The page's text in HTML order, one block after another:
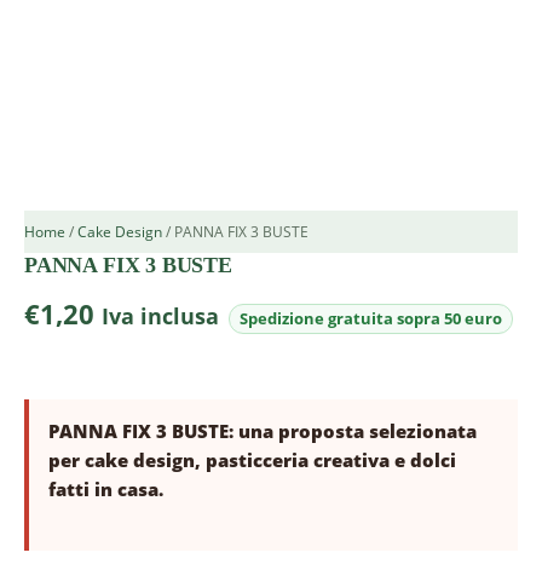
Home /Cake Design/ PANNA FIX 3 BUSTE
PANNA FIX 3 BUSTE
€1,20 Iva inclusa
PANNA FIX 3 BUSTE: una proposta selezionata
per cake design, pasticceria creativa e dolci
fatti in casa.